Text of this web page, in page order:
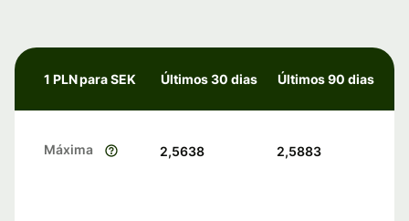
1 PLN para SEK Últimos 30 dias Últimos 90 dias
Máxima 2,5638 2,5883